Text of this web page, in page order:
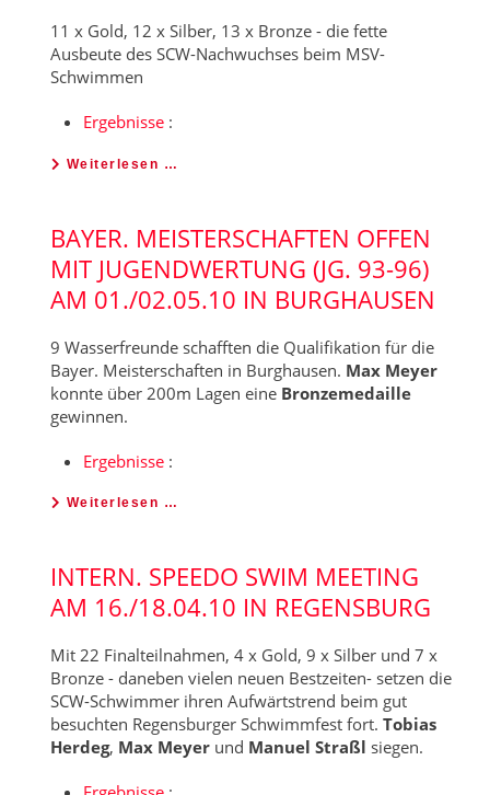
11 x Gold, 12 x Silber, 13 x Bronze - die fette
Ausbeute des SCW-Nachwuchses beim MSV-
Schwimmen
Ergebnisse:
Weiterlesen …
BAYER. MEISTERSCHAFTEN OFFEN
MIT JUGENDWERTUNG (JG. 93-96)
AM 01./02.05.10 IN BURGHAUSEN
9 Wasserfreunde schafften die Qualifikation für die
Bayer. Meisterschaften in Burghausen. Max Meyer
konnte über 200m Lagen eine Bronzemedaille
gewinnen.
Ergebnisse:
Weiterlesen …
INTERN. SPEEDO SWIM MEETING
AM 16./18.04.10 IN REGENSBURG
Mit 22 Finalteilnahmen, 4 x Gold, 9 x Silber und 7 x
Bronze - daneben vielen neuen Bestzeiten- setzen die
SCW-Schwimmer ihren Aufwärtstrend beim gut
besuchten Regensburger Schwimmfest fort. Tobias
Herdeg, Max Meyerund Manuel Straßl siegen.